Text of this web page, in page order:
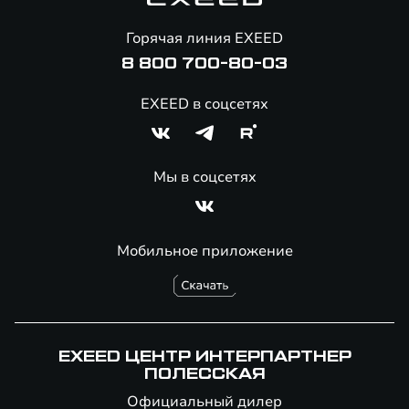
Мобильное приложение
Горячая линия EXEED
8 800 700-80-03
EXEED в соцсетях
Мы в соцсетях
EXEED ЦЕНТР ИНТЕРПАРТНЕР
ПОЛЕССКАЯ
Официальный дилер